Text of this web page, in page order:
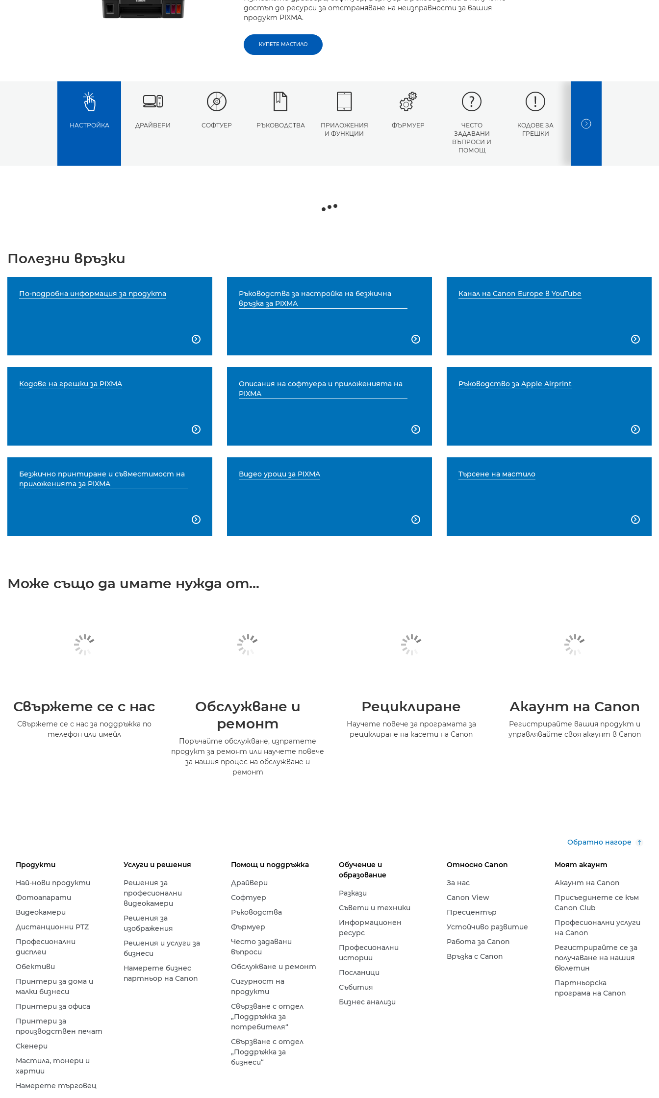
достъп до ресурси за отстраняване на неизправности за вашия
продукт PIXMA.
КУПЕТЕ МАСТИЛО
НАСТРОЙКА ДРАЙВЕРИ СОФТУЕР РЪКОВОДСТВА
ПРИЛОЖЕНИЯ
И ФУНКЦИИ
ФЪРМУЕР
ЧЕСТО
ЗАДАВАНИ
ВЪПРОСИ И
ПОМОЩ
КОДОВЕ ЗА
ГРЕШКИ
СПЕЦИФИКАЦИИ
NEXT SLIDE
Полезни връзки
По-подробна информация за продукта

Ръководства за настройка на безжична
връзка за PIXMA

Канал на Canon Europe в YouTube

Кодове на грешки за PIXMA

Описания на софтуера и приложенията на
PIXMA

Ръководство за Apple Airprint

Безжично принтиране и съвместимост на
приложенията за PIXMA

Видео уроци за PIXMA

Търсене на мастило

Може също да имате нужда от...
Свържете се с нас
Свържете се с нас за поддръжка по
телефон или имейл
Обслужване и
ремонт
Поръчайте обслужване, изпратете
продукт за ремонт или научете повече
за нашия процес на обслужване и
ремонт
Рециклиране
Научете повече за програмата за
рециклиране на касети на Canon
Акаунт на Canon
Регистрирайте вашия продукт и
управлявайте своя акаунт в Canon
Обратно нагоре
Продукти
Най-нови продукти
Фотоапарати
Видеокамери
Дистанционни PTZ
Професионални
дисплеи
Обективи
Принтери за дома и
малки бизнеси
Принтери за офиса
Принтери за
производствен печат
Скенери
Мастила, тонери и
хартии
Намерете търговец
Услуги и решения
Решения за
професионални
видеокамери
Решения за
изображения
Решения и услуги за
бизнеси
Намерете бизнес
партньор на Canon
Помощ и поддръжка
Драйвери
Софтуер
Ръководства
Фърмуер
Често задавани
въпроси
Обслужване и ремонт
Сигурност на
продукти
Свързване с отдел
„Поддръжка за
потребителя“
Свързване с отдел
„Поддръжка за
бизнеси“
Обучение и
образование
Разкази
Съвети и техники
Информационен
ресурс
Професионални
истории
Посланици
Събития
Бизнес анализи
Относно Canon
За нас
Canon View
Пресцентър
Устойчиво развитие
Работа за Canon
Връзка с Canon
Моят акаунт
Акаунт на Canon
Присъединете се към
Canon Club
Професионални услуги
на Canon
Регистрирайте се за
получаване на нашия
бюлетин
Партньорска
програма на Canon